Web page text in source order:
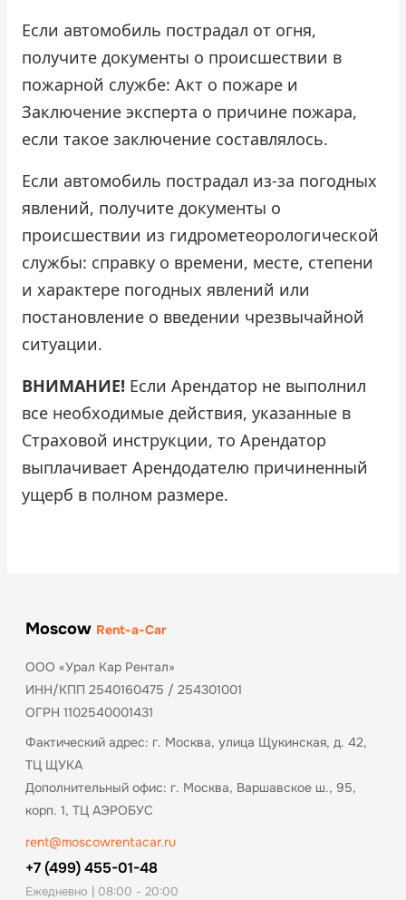
Если автомобиль пострадал от огня,
получите документы о происшествии в
пожарной службе: Акт о пожаре и
Заключение эксперта о причине пожара,
если такое заключение составлялось.
Если автомобиль пострадал из-за погодных
явлений, получите документы о
происшествии из гидрометеорологической
службы: справку о времени, месте, степени
и характере погодных явлений или
постановление о введении чрезвычайной
ситуации.
ВНИМАНИЕ! Если Арендатор не выполнил
все необходимые действия, указанные в
Страховой инструкции, то Арендатор
выплачивает Арендодателю причиненный
ущерб в полном размере.
Moscow Rent-a-Car
ООО «Урал Кар Рентал»
ИНН/КПП 2540160475 / 254301001
ОГРН 1102540001431
Фактический адрес: г. Москва, улица Щукинская, д. 42,
ТЦ ЩУКА
Дополнительный офис: г. Москва, Варшавское ш., 95,
корп. 1, ТЦ АЭРОБУС
rent@moscowrentacar.ru
+7 (499) 455-01-48
Ежедневно | 08:00 - 20:00